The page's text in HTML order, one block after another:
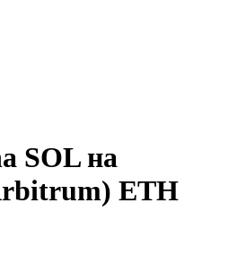
SOL на
ETH